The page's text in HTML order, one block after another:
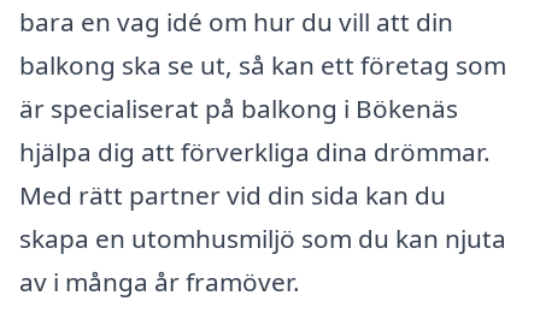
bara en vag idé om hur du vill att din
balkong ska se ut, så kan ett företag som
är specialiserat på balkong i Bökenäs
hjälpa dig att förverkliga dina drömmar.
Med rätt partner vid din sida kan du
skapa en utomhusmiljö som du kan njuta
av i många år framöver.